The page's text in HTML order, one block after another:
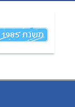
Skip
content